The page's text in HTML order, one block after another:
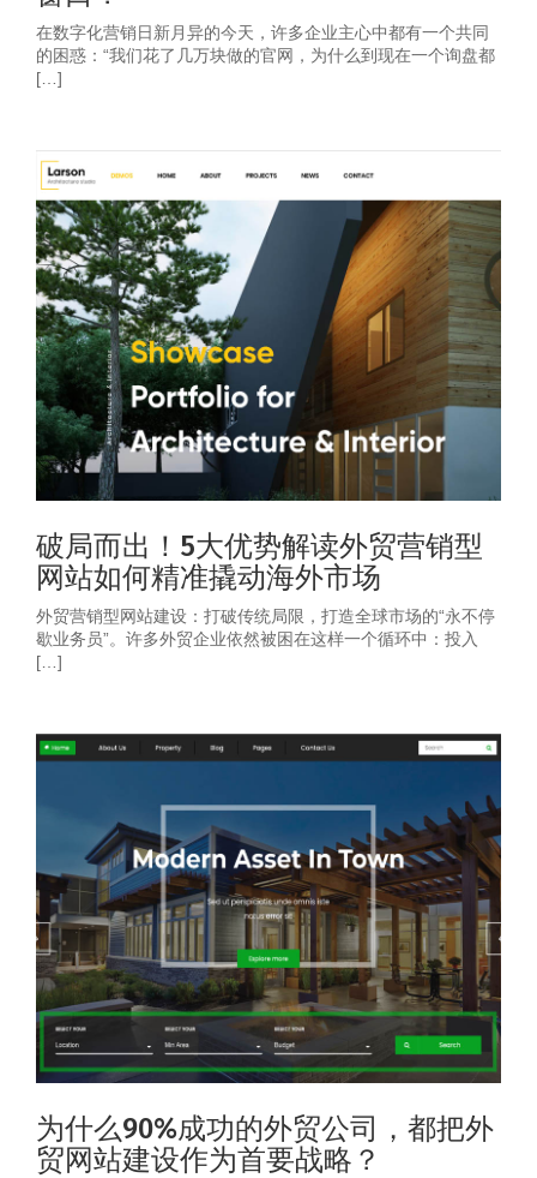
在数字化营销日新月异的今天，许多企业主心中都有一个共同
的困惑：“我们花了几万块做的官网，为什么到现在一个询盘都
[…]
破局而出！5大优势解读外贸营销型
网站如何精准撬动海外市场
外贸营销型网站建设：打破传统局限，打造全球市场的“永不停
歇业务员”。许多外贸企业依然被困在这样一个循环中：投入
[…]
为什么90%成功的外贸公司，都把外
贸网站建设作为首要战略？